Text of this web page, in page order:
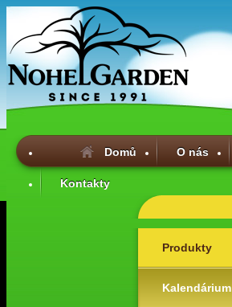
Domů O nás
Kontakty
Produkty
Kalendárium